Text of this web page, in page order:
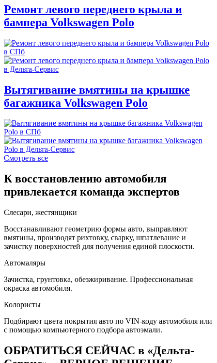
Ремонт левого переднего крыла и
бампера Volkswagen Polo
Вытягивание вмятины на крышке
багажника Volkswagen Polo
Смотреть все
К восстановлению автомобиля
привлекается команда экспертов
Слесари, жестянщики
Восстанавливают геометрию формы авто, выправляют
вмятины, производят рихтовку, сварку, шпатлевание и
зачистку поверхностей для получения единой плоскости.
Автомаляры
Зачистка, грунтовка, обезжиривание. Профессиональная
окраска автомобиля.
Колористы
Подбирают цвета покрытия авто по VIN-коду автомобиля или
с помощью компьютерного подбора автоэмали.
ОБРАТИТЬСЯ СЕЙЧАС в «Дельта-